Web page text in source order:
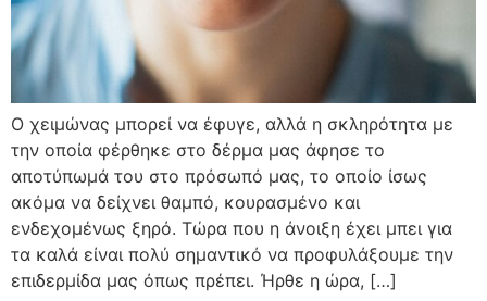
Ο χειμώνας μπορεί να έφυγε, αλλά η σκληρότητα με
την οποία φέρθηκε στο δέρμα μας άφησε το
αποτύπωμά του στο πρόσωπό μας, το οποίο ίσως
ακόμα να δείχνει θαμπό, κουρασμένο και
ενδεχομένως ξηρό. Τώρα που η άνοιξη έχει μπει για
τα καλά είναι πολύ σημαντικό να προφυλάξουμε την
επιδερμίδα μας όπως πρέπει. Ήρθε η ώρα, […]